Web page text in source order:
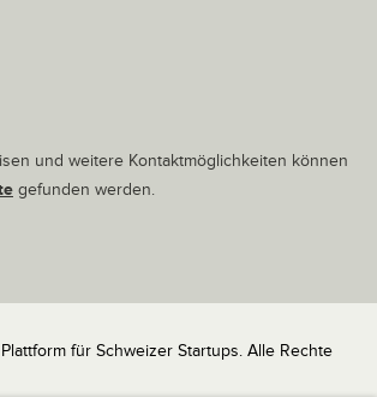
und weitere Kontaktmöglichkeiten können
gefunden werden.
für Schweizer Startups. Alle Rechte